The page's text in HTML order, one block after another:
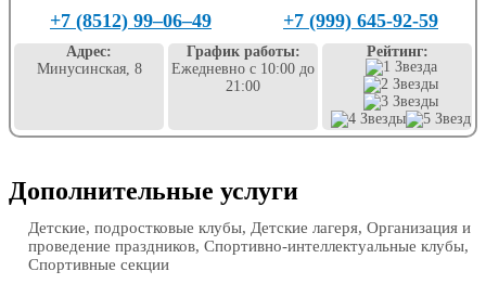
+7 (8512) 99‒06‒49 +7 (999) 645-92-59
Адрес:
Минусинская, 8
График работы:
Ежедневно с 10:00 до
21:00
Рейтинг:
Дополнительные услуги
Детские, подростковые клубы, Детские лагеря, Организация и
проведение праздников, Спортивно-интеллектуальные клубы,
Спортивные секции